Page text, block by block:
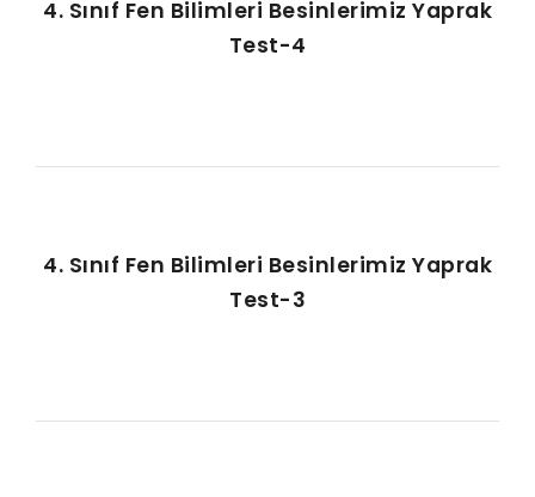
4. Sınıf Fen Bilimleri Besinlerimiz Yaprak
Test-4
4. Sınıf Fen Bilimleri Besinlerimiz Yaprak
Test-3